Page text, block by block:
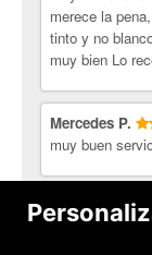
merece la
tinto y no
muy bien Lo
Mercedes P.
muy buen
Veronica M.
Buenisimo